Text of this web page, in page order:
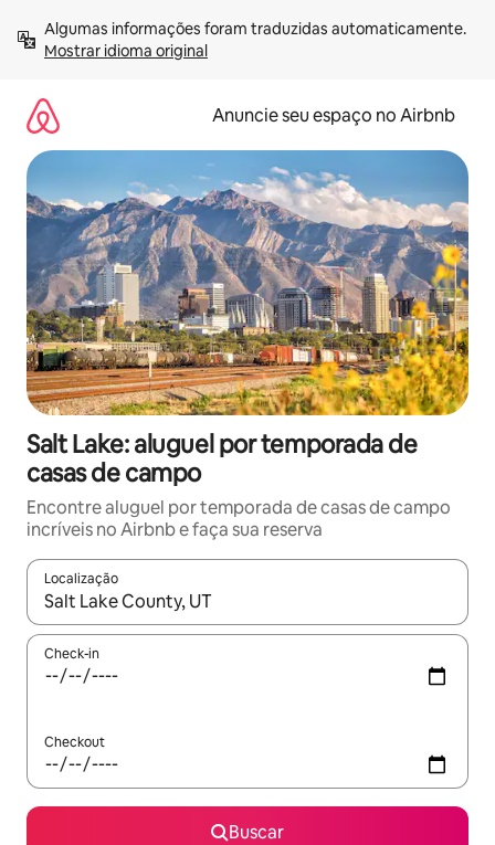
para
Mostrar idioma original
Anuncie seu espaço no Airbnb
Salt Lake: aluguel por temporada de
casas de campo
Encontre aluguel por temporada de casas de campo
incríveis no Airbnb e faça sua reserva
Localização
Quando os resultados estiverem disponíveis, explore-os
Check-in
Checkout
Buscar